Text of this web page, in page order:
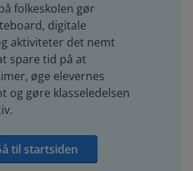
folkeskolen gør
digitale
aktiviteter det nemt
spare tid på at
øge elevernes
og gøre klasseledelsen
til startsiden